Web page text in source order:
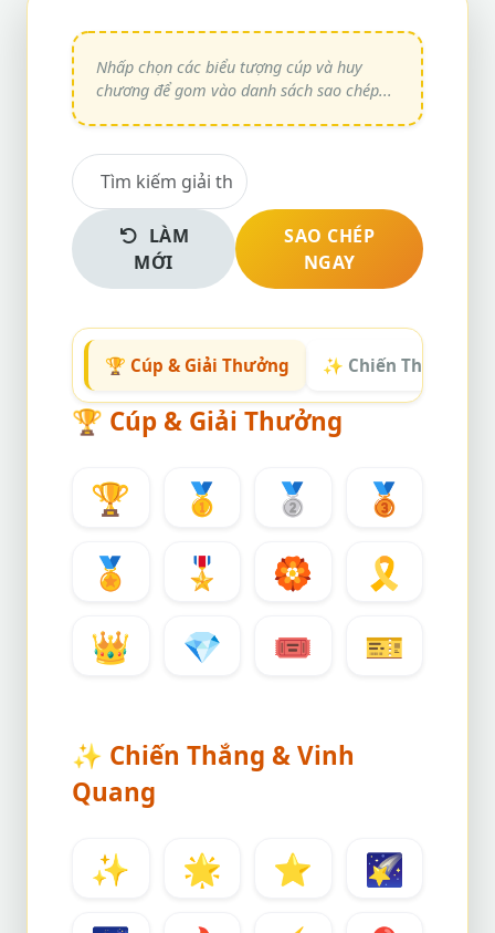
LÀM
MỚI
SAO CHÉP
NGAY
🏆 Cúp & Giải Thưởng ✨ Chiến Thắng &
🏆 Cúp & Giải Thưởng
🏆 🥇 🥈
🥉
🏅
🎖️ 🏵️
🎗️
👑
💎 🎟️ 🎫
✨ Chiến Thắng & Vinh
Quang
✨ 🌟 ⭐
🌠